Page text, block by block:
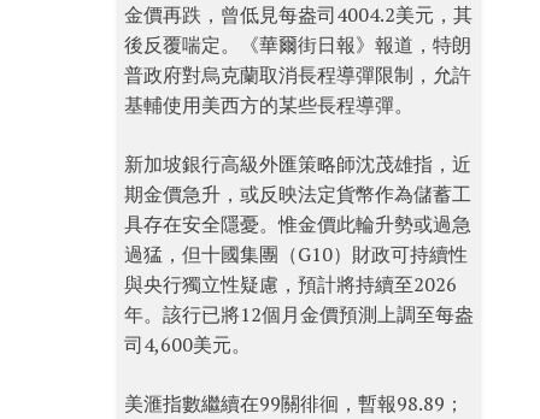
金價再跌，曾低見每盎司4004.2美元，其
後反覆喘定。《華爾街日報》報道，特朗
普政府對烏克蘭取消長程導彈限制，允許
基輔使用美西方的某些長程導彈。
新加坡銀行高級外匯策略師沈茂雄指，近
期金價急升，或反映法定貨幣作為儲蓄工
具存在安全隱憂。惟金價此輪升勢或過急
過猛，但十國集團（G10）財政可持續性
與央行獨立性疑慮，預計將持續至2026
年。該行已將12個月金價預測上調至每盎
司4,600美元。
美滙指數繼續在99關徘徊，暫報98.89；